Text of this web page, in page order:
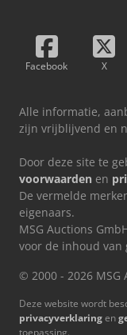
Facebook X
Alle informatie,
zijn vrijblijvend en
Door deze site te
voorwaarden en
De vermelde
eigenaars.
MSG Auctions
voor de inhoud van
© 2000 - 2026 MSG
Deze website wordt
privacyverklaringen